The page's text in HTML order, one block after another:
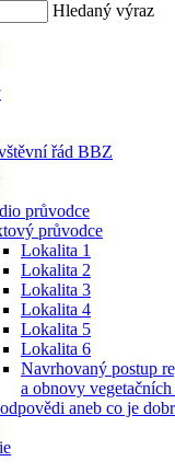
Hledaný výraz
řád BBZ
průvodce
průvodce
Lokalita 1
Lokalita 2
Lokalita 3
Lokalita 4
Lokalita 5
Lokalita 6
Navrhovaný postup
a obnovy
aneb co je